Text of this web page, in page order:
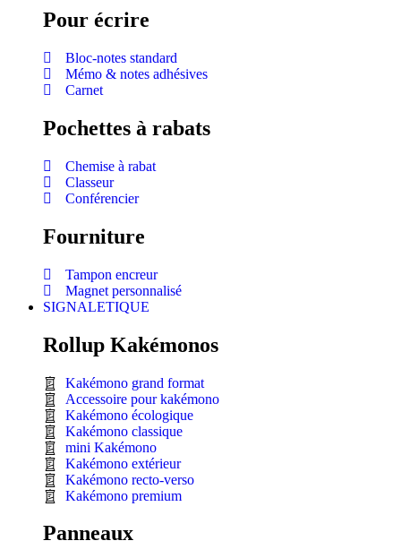
Pour écrire
Bloc-notes standard
Mémo & notes adhésives
Carnet
Pochettes à rabats
Chemise à rabat
Classeur
Conférencier
Fourniture
Tampon encreur
Magnet personnalisé
SIGNALETIQUE
Rollup Kakémonos
Kakémono grand format
Accessoire pour kakémono
Kakémono écologique
Kakémono classique
mini Kakémono
Kakémono extérieur
Kakémono recto-verso
Kakémono premium
Panneaux